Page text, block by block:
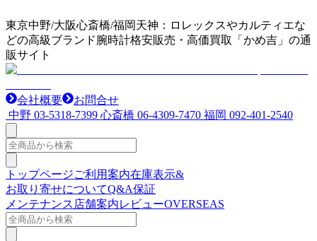
東京中野/大阪心斎橋/福岡天神：ロレックスやカルティエな
どの高級ブランド腕時計格安販売・高価買取「かめ吉」の通
販サイト
会社概要
お問合せ
中野 03-5318-7399 心斎橋 06-4309-7470 福岡 092-401-2540
トップページご利用案内在庫表示&
お取り寄せについてQ&A保証
メンテナンス 店舗案内レビューOVERSEAS